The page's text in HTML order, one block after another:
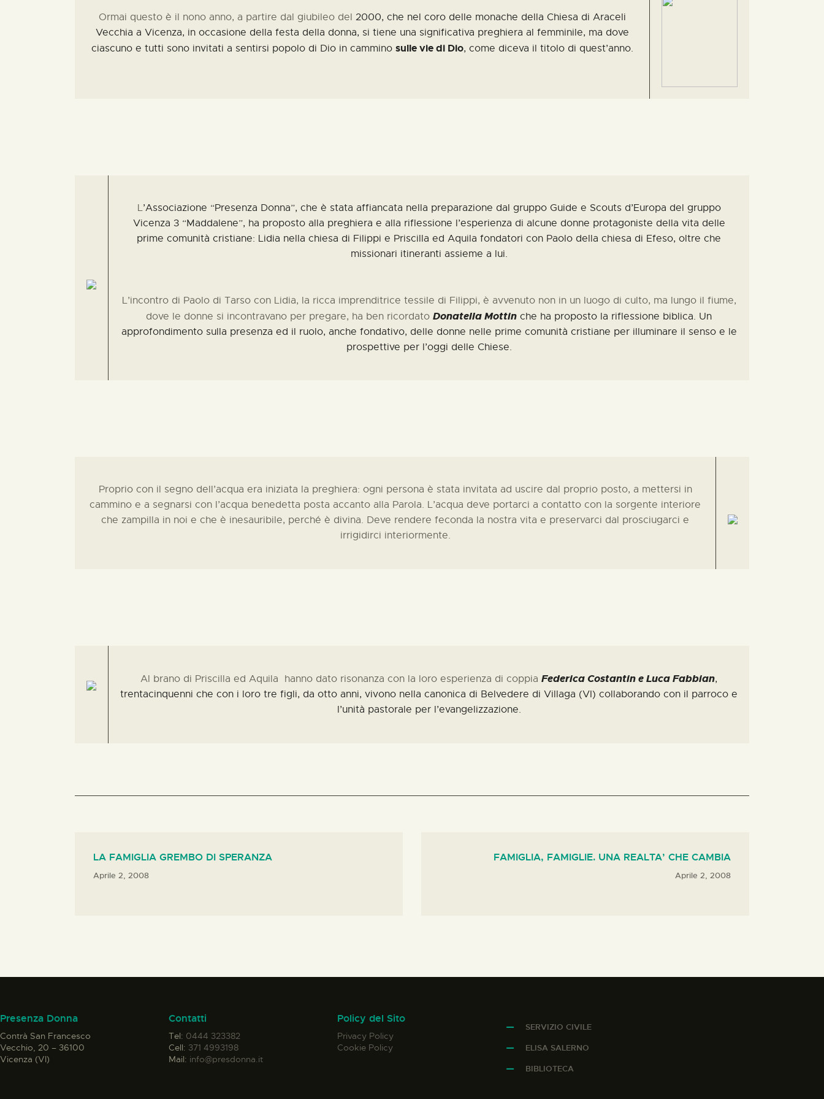
Ormai questo è il nono anno, a partire dal giubileo del 2000, che nel coro delle monache della Chiesa di Araceli
Vecchia a Vicenza, in occasione della festa della donna, si tiene una significativa preghiera al femminile, ma dove
ciascuno e tutti sono invitati a sentirsi popolo di Dio in cammino sulle vie di Dio, come diceva il titolo di quest’anno.
L’Associazione “Presenza Donna”, che è stata affiancata nella preparazione dal gruppo Guide e Scouts d’Europa del gruppo
Vicenza 3 “Maddalene”, ha proposto alla preghiera e alla riflessione l’esperienza di alcune donne protagoniste della vita delle
prime comunità cristiane: Lidia nella chiesa di Filippi e Priscilla ed Aquila fondatori con Paolo della chiesa di Efeso, oltre che
missionari itineranti assieme a lui.
L’incontro di Paolo di Tarso con Lidia, la ricca imprenditrice tessile di Filippi, è avvenuto non in un luogo di culto, ma lungo il fiume,
dove le donne si incontravano per pregare, ha ben ricordato Donatella Mottin che ha proposto la riflessione biblica. Un
approfondimento sulla presenza ed il ruolo, anche fondativo, delle donne nelle prime comunità cristiane per illuminare il senso e le
prospettive per l’oggi delle Chiese.
Proprio con il segno dell’acqua era iniziata la preghiera: ogni persona è stata invitata ad uscire dal proprio posto, a mettersi in
cammino e a segnarsi con l’acqua benedetta posta accanto alla Parola. L’acqua deve portarci a contatto con la sorgente interiore
che zampilla in noi e che è inesauribile, perché è divina. Deve rendere feconda la nostra vita e preservarci dal prosciugarci e
irrigidirci interiormente.
Al brano di Priscilla ed Aquila hanno dato risonanza con la loro esperienza di coppia Federica Costantin e Luca Fabbian,
trentacinquenni che con i loro tre figli, da otto anni, vivono nella canonica di Belvedere di Villaga (VI) collaborando con il parroco e
l’unità pastorale per l’evangelizzazione.
LA FAMIGLIA GREMBO DI SPERANZA
Aprile 2, 2008
FAMIGLIA, FAMIGLIE. UNA REALTA’ CHE CAMBIA
Aprile 2, 2008
Presenza Donna
Contrà San Francesco
Vecchio, 20 – 36100
Vicenza (VI)
Contatti
Tel: 0444 323382
Cell: 371 4993198
Mail: info@presdonna.it
Policy del Sito
Privacy Policy
Cookie Policy
SERVIZIO CIVILE
ELISA SALERNO
BIBLIOTECA